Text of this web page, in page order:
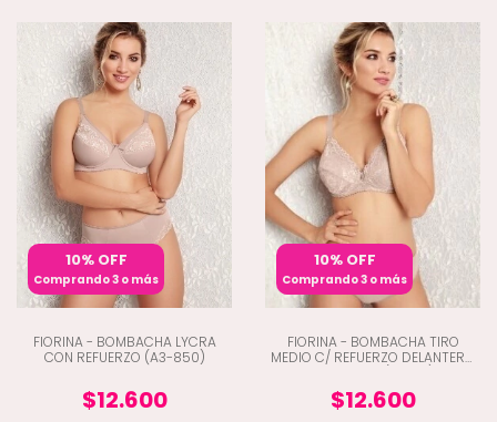
10% OFF
Comprando 3 o más
FIORINA - BOMBACHA LYCRA
CON REFUERZO (A3-850)
$12.600
10% OFF
Comprando 3 o más
FIORINA - BOMBACHA TIRO
MEDIO C/ REFUERZO DELANTERO
$12.600